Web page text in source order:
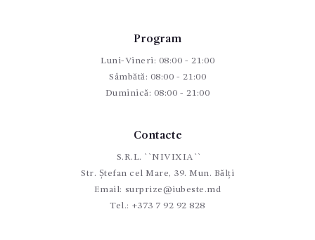
Program
Luni-Vineri: 08:00 - 21:00
Sâmbătă: 08:00 - 21:00
Duminică: 08:00 - 21:00
Contacte
S.R.L. ``NIVIXIA``
Str. Ștefan cel Mare, 39. Mun. Bălți
Email: surprize@iubeste.md
Tel.: +373 7 92 92 828